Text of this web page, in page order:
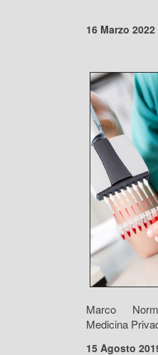
16 Marzo 2022
Marco
Medicina
15 Agosto